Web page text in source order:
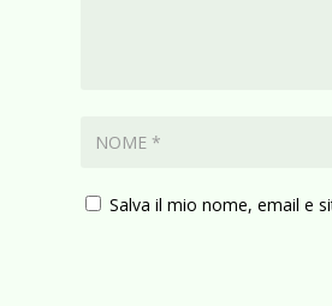
Salva il mio nome, email e